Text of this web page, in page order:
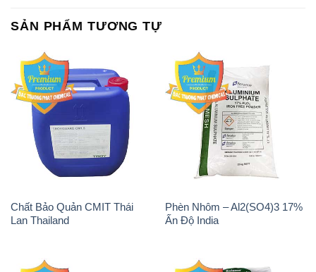
SẢN PHẨM TƯƠNG TỰ
Chất Bảo Quản CMIT Thái
Lan Thailand
Phèn Nhôm – Al2(SO4)3 17%
Ấn Độ India